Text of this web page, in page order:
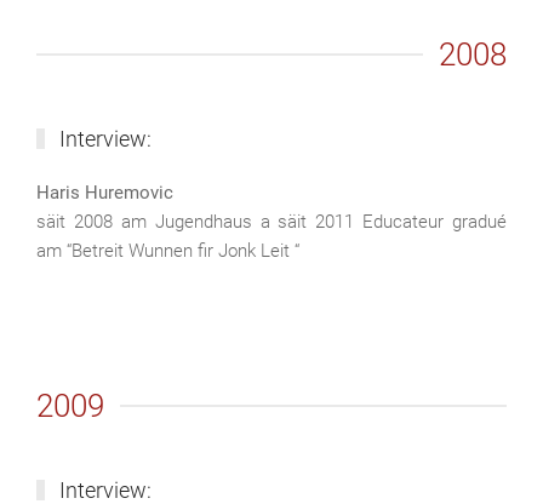
2008
Interview:
Haris Huremovic
säit 2008 am Jugendhaus a säit 2011 Educateur gradué
am “Betreit Wunnen fir Jonk Leit “
2009
Interview: